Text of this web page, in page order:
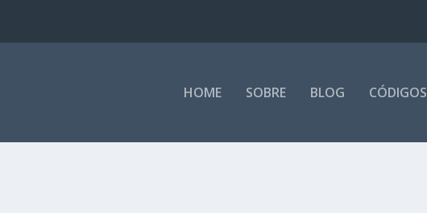
HOME SOBRE BLOG